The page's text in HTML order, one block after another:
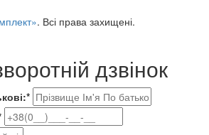
. Всі права захищені.
дзвінок